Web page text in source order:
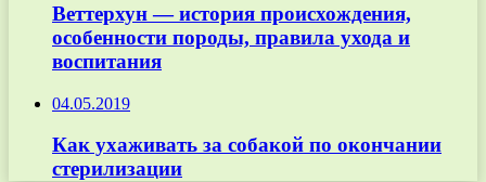
Веттерхун — история происхождения,
особенности породы, правила ухода и
воспитания
04.05.2019
Как ухаживать за собакой по окончании
стерилизации